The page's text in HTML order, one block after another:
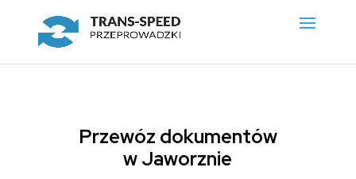
Przewóz dokumentów
w Jaworznie